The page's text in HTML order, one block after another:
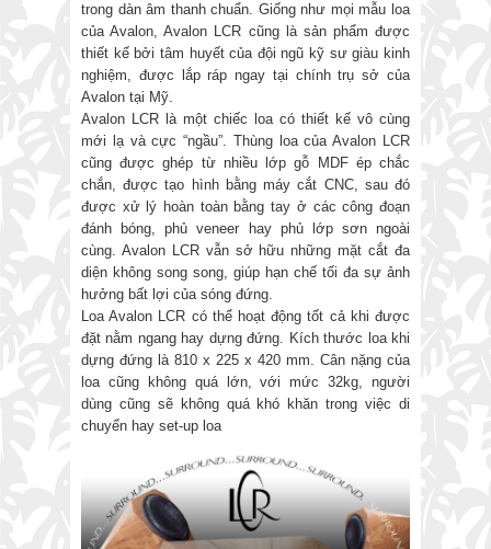
trong dàn âm thanh chuẩn. Giống như mọi mẫu loa
của Avalon, Avalon LCR cũng là sản phẩm được
thiết kế bởi tâm huyết của đội ngũ kỹ sư giàu kinh
nghiệm, được lắp ráp ngay tại chính trụ sở của
Avalon tại Mỹ.
Avalon LCR là một chiếc loa có thiết kế vô cùng
mới lạ và cực “ngầu”. Thùng loa của Avalon LCR
cũng được ghép từ nhiều lớp gỗ MDF ép chắc
chắn, được tạo hình bằng máy cắt CNC, sau đó
được xử lý hoàn toàn bằng tay ở các công đoạn
đánh bóng, phủ veneer hay phủ lớp sơn ngoài
cùng. Avalon LCR vẫn sở hữu những mặt cắt đa
diện không song song, giúp hạn chế tối đa sự ảnh
hưởng bất lợi của sóng đứng.
Loa Avalon LCR có thể hoạt động tốt cả khi được
đặt nằm ngang hay dựng đứng. Kích thước loa khi
dựng đứng là 810 x 225 x 420 mm. Cân nặng của
loa cũng không quá lớn, với mức 32kg, người
dùng cũng sẽ không quá khó khăn trong việc di
chuyển hay set-up loa